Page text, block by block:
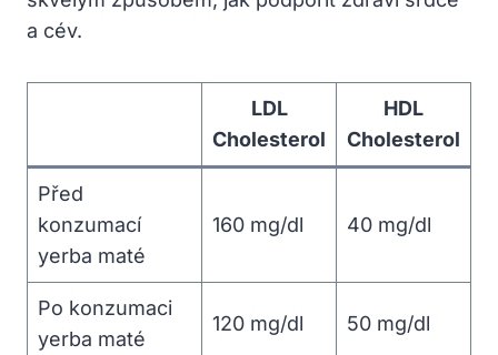
a cév.
LDL
Cholesterol
HDL
Cholesterol
Před
konzumací
yerba maté
160 mg/dl 40 mg/dl
Po konzumaci
yerba maté
120 mg/dl 50 mg/dl